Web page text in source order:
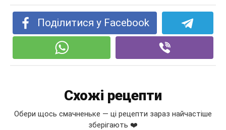
Поділитися у Facebook
Схожі рецепти
Обери щось смачненьке — ці рецепти зараз найчастіше
зберігають ❤️